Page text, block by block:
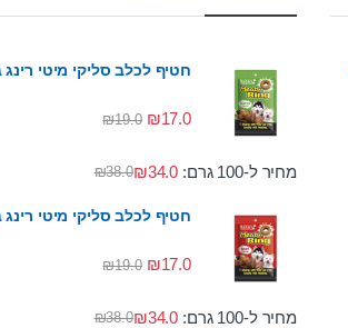
חטיף לכלב סליקי מיטי רינג
₪17.0
₪19.0
מחיר ל-100 גרם: ₪38.0₪34.0
חטיף לכלב סליקי מיטי רינג בקר
₪17.0
₪19.0
מחיר ל-100 גרם: ₪38.0₪34.0